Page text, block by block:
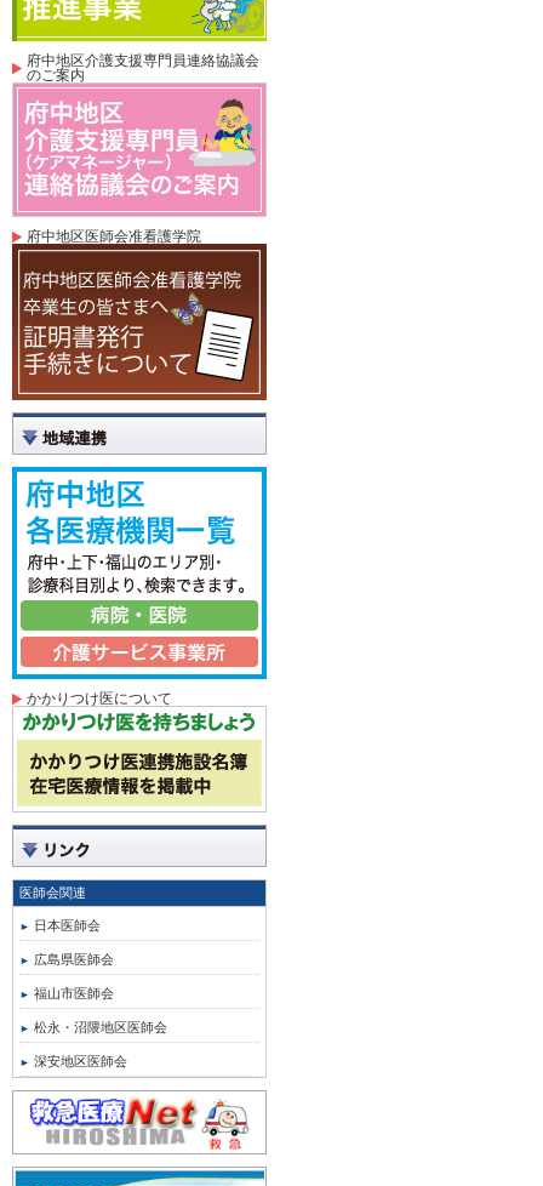
府中地区介護支援専門員連絡協議会
のご案内
府中地区医師会准看護学院
かかりつけ医について
医師会関連
日本医師会
広島県医師会
福山市医師会
松永・沼隈地区医師会
深安地区医師会